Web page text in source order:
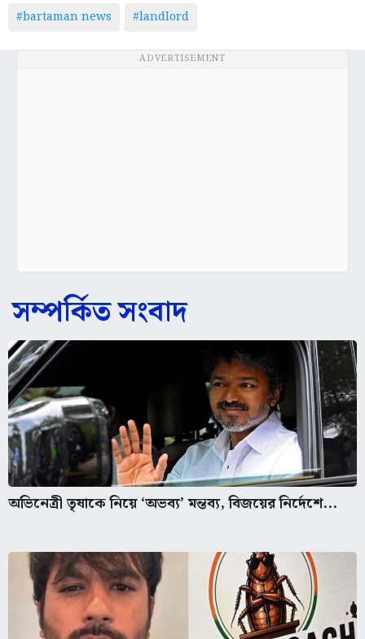
#bartaman news
#landlord
ADVERTISEMENT
সম্পর্কিত সংবাদ
অভিনেত্রী তৃষাকে নিয়ে ‘অভব্য’ মন্তব্য, বিজয়ের নির্দেশে...